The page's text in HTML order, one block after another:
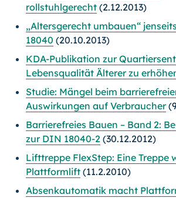
rollstuhlgerecht (2.12.2013)
„Altersgerecht umbauen“
18040 (20.10.2013)
KDA-Publikation zur
Lebensqualität Älterer zu
Studie: Mängel beim
Auswirkungen auf Verbraucher
Barrierefreies Bauen – Band 2:
zur DIN 18040-2 (30.12.2012)
Lifttreppe FlexStep: Eine Treppe
Plattformlift (11.2.2010)
Absenkautomatik macht